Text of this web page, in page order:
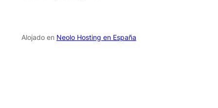
Alojado en Neolo Hosting en España